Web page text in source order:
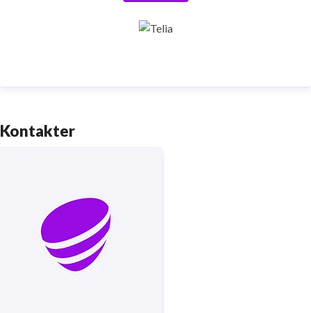
digitaliseringens kraft i vardagen och är en del av
smartare och mer meningsfull vardag och framtid.
Kontakter